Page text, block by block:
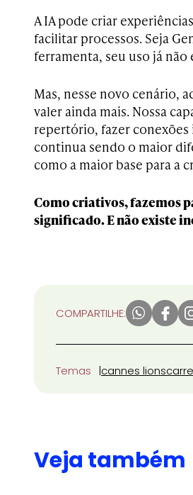
A IA pode criar
facilitar processos. Seja
ferramenta, seu uso já não
Mas, nesse novo cenário,
valer ainda mais. Nossa
repertório, fazer
continua sendo o maior
como a maior base para a
Como criativos, fazemos
significado. E não existe
COMPARTILHE:
Temas cannes lions
Veja também